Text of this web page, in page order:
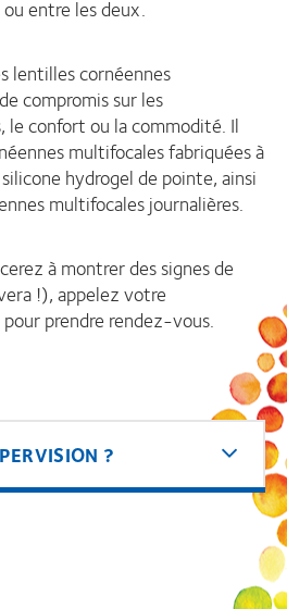
entre les deux.
lentilles cornéennes
compromis sur les
le confort ou la commodité. Il
multifocales fabriquées à
hydrogel de pointe, ainsi
multifocales journalières.
à montrer des signes de
!), appelez votre
prendre rendez-vous.
?